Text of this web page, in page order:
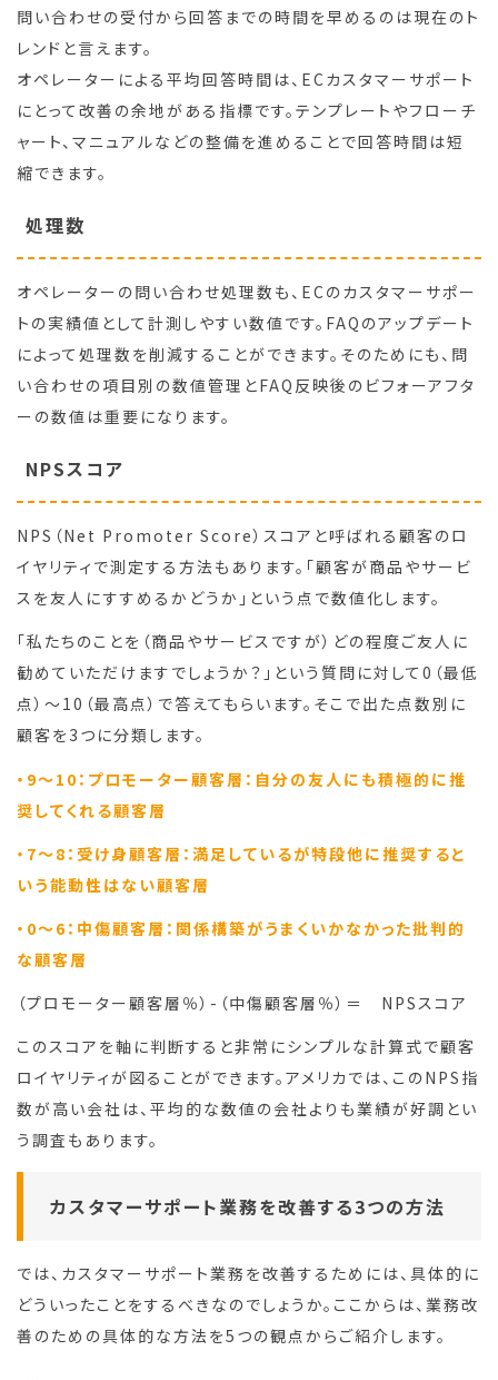
問い合わせの受付から回答までの時間を早めるのは現在のト
レンドと言えます。
オペレーターによる平均回答時間は、ECカスタマーサポート
にとって改善の余地がある指標です。テンプレートやフローチ
ャート、マニュアルなどの整備を進めることで回答時間は短
縮できます。
処理数
オペレーターの問い合わせ処理数も、ECのカスタマーサポー
トの実績値として計測しやすい数値です。FAQのアップデート
によって処理数を削減することができます。そのためにも、問
い合わせの項目別の数値管理とFAQ反映後のビフォーアフタ
ーの数値は重要になります。
NPSスコア
NPS（Net Promoter Score）スコアと呼ばれる顧客のロ
イヤリティで測定する方法もあります。「顧客が商品やサービ
スを友人にすすめるかどうか」という点で数値化します。
「私たちのことを（商品やサービスですが）どの程度ご友人に
勧めていただけますでしょうか？」という質問に対して0（最低
点）～10（最高点）で答えてもらいます。そこで出た点数別に
顧客を3つに分類します。
・9～10：プロモーター顧客層：自分の友人にも積極的に推
奨してくれる顧客層
・7～8：受け身顧客層：満足しているが特段他に推奨すると
いう能動性はない顧客層
・0～6：中傷顧客層：関係構築がうまくいかなかった批判的
な顧客層
（プロモーター顧客層％）-（中傷顧客層％）＝ NPSスコア
このスコアを軸に判断すると非常にシンプルな計算式で顧客
ロイヤリティが図ることができます。アメリカでは、このNPS指
数が高い会社は、平均的な数値の会社よりも業績が好調とい
う調査もあります。
カスタマーサポート業務を改善する3つの方法
では、カスタマーサポート業務を改善するためには、具体的に
どういったことをするべきなのでしょうか。ここからは、業務改
善のための具体的な方法を5つの観点からご紹介します。